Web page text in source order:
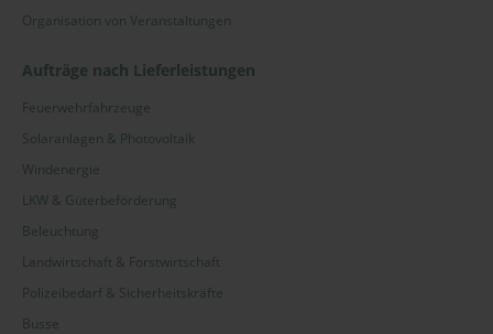
Organisation von Veranstaltungen
Aufträge nach Lieferleistungen
Feuerwehrfahrzeuge
Solaranlagen & Photovoltaik
Windenergie
LKW & Güterbeförderung
Beleuchtung
Landwirtschaft & Forstwirtschaft
Polizeibedarf & Sicherheitskräfte
Busse